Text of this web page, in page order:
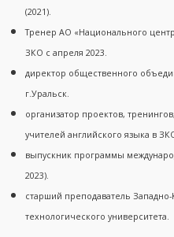
(2021).
Тренер АО «Национального
ЗКО с апреля 2023.
директор общественного
г.Уральск.
организатор проектов,
учителей английского языка в
выпускник программы
2023).
старший преподаватель
технологического университета.